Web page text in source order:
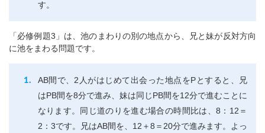
す。
「必修例題3」は、池のまわりの別の地点から、兄と妹が反対方向
に池をまわる問題です。
AB間で、2人がはじめて出会った地点をPとすると、兄
はPB間を8分で進み、妹は同じPB間を12分で進むことに
なります。同じ道のりを進む場合の時間比は、8：12＝
2：3です。兄はAB間を、12＋8＝20分で進みます。よっ